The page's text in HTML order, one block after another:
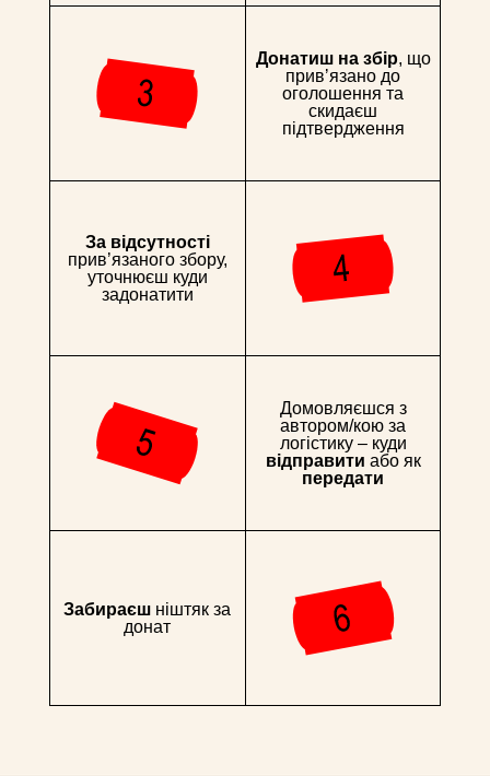
Донатиш на збір, що
привʼязано до
оголошення та
скидаєш
підтвердження
За відсутності
привʼязаного збору,
уточнюєш куди
задонатити
Домовляєшся з
автором/кою за
логістику – куди
відправити або як
передати
Забираєш ніштяк за
донат